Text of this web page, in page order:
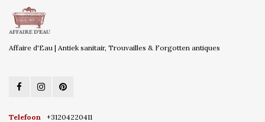
Affaire d'Eau | Antiek sanitair, Trouvailles & Forgotten antiques
Telefoon
+31204220411